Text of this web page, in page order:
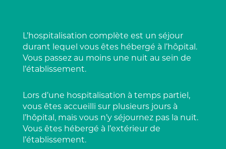
L’hospitalisation complète est un séjour
durant lequel vous êtes hébergé à l’hôpital.
Vous passez au moins une nuit au sein de
l’établissement.
Lors d’une hospitalisation à temps partiel,
vous êtes accueilli sur plusieurs jours à
l’hôpital, mais vous n’y séjournez pas la nuit.
Vous êtes hébergé à l’extérieur de
l’établissement.